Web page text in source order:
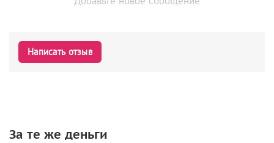
Написать отзыв
За те же деньги